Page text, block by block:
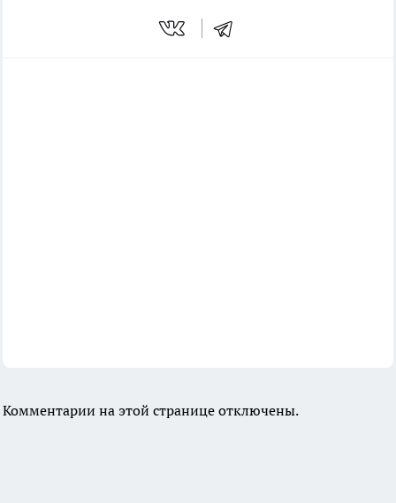
Комментарии на этой странице отключены.